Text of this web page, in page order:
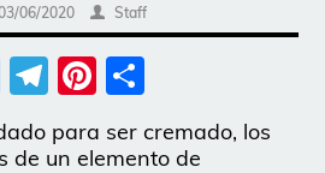
06/2020 Staff
Messenger
Telegram
Pinterest
para ser cremado, los
de un elemento de